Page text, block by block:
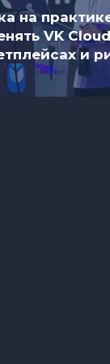
на
VK
и